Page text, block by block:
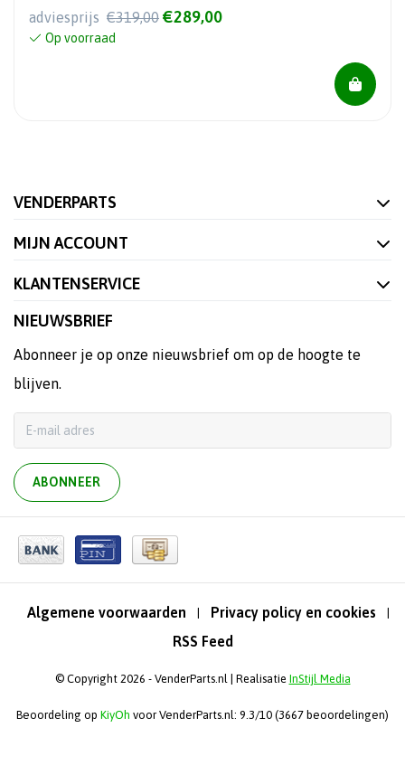
adviesprijs €319,00 €289,00
Op voorraad
VENDERPARTS
MIJN ACCOUNT
KLANTENSERVICE
NIEUWSBRIEF
Abonneer je op onze nieuwsbrief om op de hoogte te
blijven.
ABONNEER
Algemene voorwaarden | Privacy policy en cookies |
RSS Feed
© Copyright 2026 - VenderParts.nl | Realisatie InStijl Media
Beoordeling op KiyOh voor VenderParts.nl: 9.3/10 (3667 beoordelingen)